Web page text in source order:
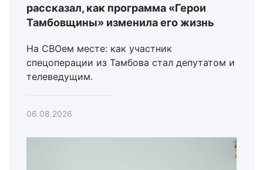
рассказал, как программа «Герои
Тамбовщины» изменила его жизнь
На СВОем месте: как участник
спецоперации из Тамбова стал депутатом и
телеведущим.
06.08.2026